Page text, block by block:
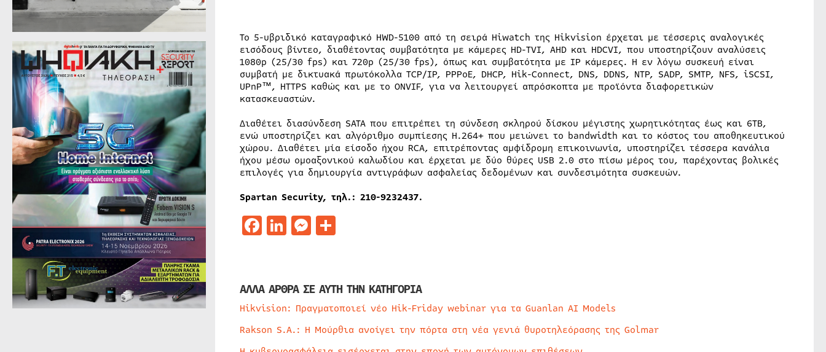
Το 5-υβριδικό καταγραφικό HWD-5100 από τη σειρά Hiwatch της Hikvision έρχεται με τέσσερις αναλογικές
εισόδους βίντεο, διαθέτοντας συμβατότητα με κάμερες HD-TVI, AHD και HDCVI, που υποστηρίζουν αναλύσεις
1080p (25/30 fps) και 720p (25/30 fps), όπως και συμβατότητα με IP κάμερες. Η εν λόγω συσκευή είναι
συμβατή με δικτυακά πρωτόκολλα TCP/IP, PPPoE, DHCP, Hik-Connect, DNS, DDNS, NTP, SADP, SMTP, NFS, iSCSI,
UPnP™, HTTPS καθώς και με το ONVIF, για να λειτουργεί απρόσκοπτα με προϊόντα διαφορετικών
κατασκευαστών.
Διαθέτει διασύνδεση SATA που επιτρέπει τη σύνδεση σκληρού δίσκου μέγιστης χωρητικότητας έως και 6TB,
ενώ υποστηρίζει και αλγόριθμο συμπίεσης Η.264+ που μειώνει το bandwidth και το κόστος του αποθηκευτικού
χώρου. Διαθέτει μία είσοδο ήχου RCA, επιτρέποντας αμφίδρομη επικοινωνία, υποστηρίζει τέσσερα κανάλια
ήχου μέσω ομοαξονικού καλωδίου και έρχεται με δύο θύρες USB 2.0 στο πίσω μέρος του, παρέχοντας βολικές
επιλογές για δημιουργία αντιγράφων ασφαλείας δεδομένων και συνδεσιμότητα συσκευών.
Spartan Security, τηλ.: 210-9232437.
Facebook
LinkedIn
Messenger
Μοιραστείτε
ΑΛΛΑ ΑΡΘΡΑ ΣΕ ΑΥΤΗ ΤΗΝ ΚΑΤΗΓΟΡΙΑ
Hikvision: Πραγματοποιεί νέο Hik-Friday webinar για τα Guanlan AI Models
Rakson S.A.: Η Μούρθια ανοίγει την πόρτα στη νέα γενιά θυροτηλεόρασης της Golmar